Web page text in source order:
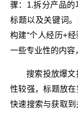
骤：1.拆分产品的
标题以及关键词
构建“个人经历+
一些专业性的内容
搜索投放爆
性较强，标题放
快速搜索与获取